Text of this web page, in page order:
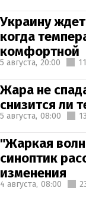
Украину
когда
комфортной
5 августа, 20:00
Жара не
снизится ли
5 августа, 08:00
"Жаркая
синоптик
изменения
4 августа, 08:00